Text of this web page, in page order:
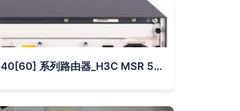
H3C MSR 50-40[60] 系列路由器_H3C MSR 50-40[60] 系列路由器价格_H3C MSR 50-40[60] 系列路由器厂家_通信产品 - 到中国网库